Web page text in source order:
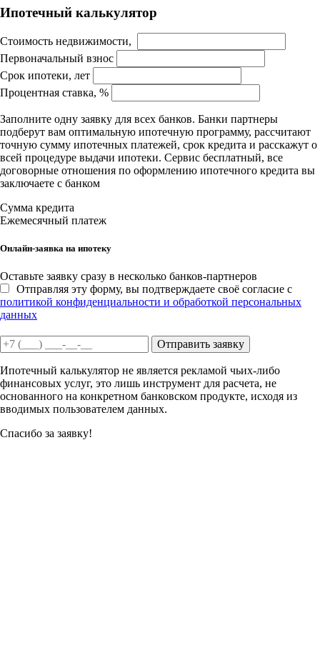
Ипотечный калькулятор
Стоимость недвижимости,
Первоначальный взнос
Срок ипотеки, лет
Процентная ставка, %
Заполните одну заявку для всех банков. Банки партнеры
подберут вам оптимальную ипотечную программу, рассчитают
точную сумму ипотечных платежей, срок кредита и расскажут о
всей процедуре выдачи ипотеки. Сервис бесплатный, все
договорные отношения по оформлению ипотечного кредита вы
заключаете с банком
Сумма кредита
Ежемесячный платеж
Онлайн-заявка на ипотеку
Оставьте заявку сразу в несколько банков-партнеров
Отправляя эту форму, вы подтверждаете своё согласие с
политикой конфиденциальности и обработкой персональных
данных
Отправить заявку
Ипотечный калькулятор не является рекламой чьих-либо
финансовых услуг, это лишь инструмент для расчета, не
основанного на конкретном банковском продукте, исходя из
вводимых пользователем данных.
Спасибо за заявку!